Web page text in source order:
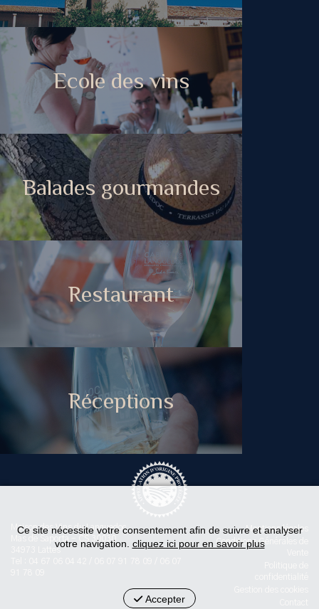
Ecole des vins
Balades gourmandes
Restaurant
Réceptions
Maison des Vins du Languedoc
Mas de Saporta - CS 30030
34973 Lattes
Mentions légales
Conditions Générales de
Ce site nécessite votre consentement afin de suivre et analyser
votre navigation. cliquez ici pour en savoir plus
Accepter